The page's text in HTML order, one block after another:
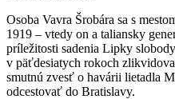
Osoba Vavra Šrobára sa s
1919 – vtedy on a taliansky
príležitosti sadenia Lipky
v päťdesiatych rokoch
smutnú zvesť o havárii lietadla
odcestovať do Bratislavy.